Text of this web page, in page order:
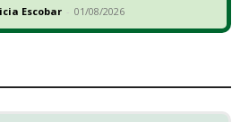
Escobar - 01/08/2026